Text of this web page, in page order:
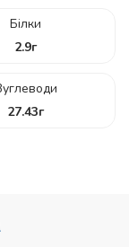
Білки
2.9г
27.43г